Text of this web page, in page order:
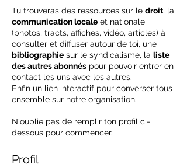
Tu trouveras des ressources sur le droit, la
communication locale et nationale
(photos, tracts, affiches, vidéo, articles) à
consulter et diffuser autour de toi, une
bibliographie sur le syndicalisme, la liste
des autres abonnés pour pouvoir entrer en
contact les uns avec les autres.
Enfin un lien interactif pour converser tous
ensemble sur notre organisation.
N'oublie pas de remplir ton profil ci-
dessous pour commencer.
Profil